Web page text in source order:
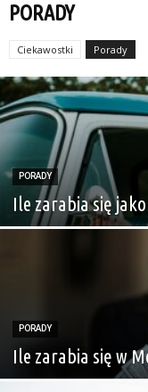
PORADY
Ciekawostki Porady
PORADY
Ile zarabia się
PORADY
Ile zarabia się w